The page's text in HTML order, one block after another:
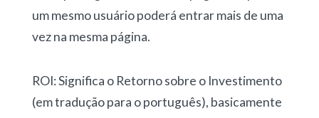
um mesmo usuário poderá entrar mais de uma
vez na mesma página.
ROI: Significa o Retorno sobre o Investimento
(em tradução para o português), basicamente